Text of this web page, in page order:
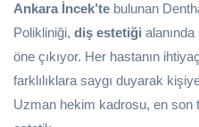
Ankara İncek’te bulunan
Polikliniği, diş estetiği
öne çıkıyor. Her hastanın
farklılıklara saygı duyarak
Uzman hekim kadrosu, en son